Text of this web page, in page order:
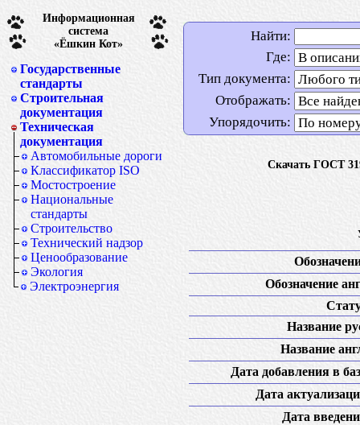
Информационная
система
«Ёшкин Кот»
Государственные
стандарты
Строительная
документация
Техническая
документация
Автомобильные дороги
Классификатор ISO
Мостостроение
Национальные
стандарты
Строительство
Технический надзор
Ценообразование
Экология
Электроэнергия
Найти:
Где:
Тип документа:
Отображать:
Упорядочить:
Скачать ГОСТ
Обозначение
Название
Название
Дата добавления в
Дата
Дата